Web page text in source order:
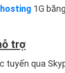
1G
trợ
tuyến qua